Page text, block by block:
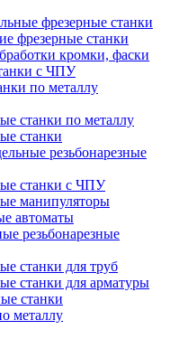
фрезерные станки
фрезерные станки
кромки, фаски
с ЧПУ
по металлу
станки по металлу
станки
резьбонарезные
станки с ЧПУ
манипуляторы
автоматы
резьбонарезные
станки для труб
станки для арматуры
станки
металлу